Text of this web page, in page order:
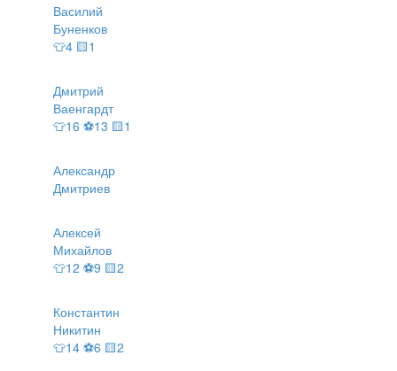
Василий
Буненков
👕4 🟨1
Дмитрий
Ваенгардт
👕16 ⚽13 🟨1
Александр
Дмитриев
Алексей
Михайлов
👕12 ⚽9 🟨2
Константин
Никитин
👕14 ⚽6 🟨2